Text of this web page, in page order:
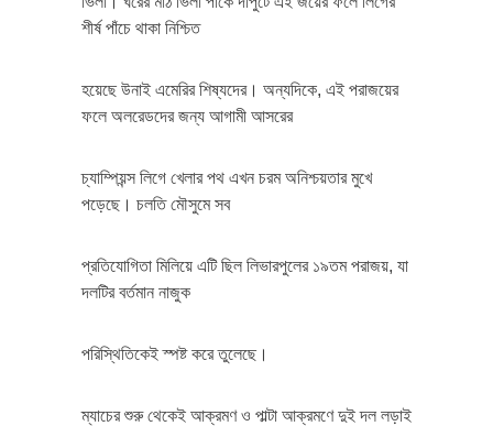
শীর্ষ পাঁচে থাকা নিশ্চিত
হয়েছে উনাই এমেরির শিষ্যদের। অন্যদিকে, এই পরাজয়ের
ফলে অলরেডদের জন্য আগামী আসরের
চ্যাম্পিয়ন্স লিগে খেলার পথ এখন চরম অনিশ্চয়তার মুখে
পড়েছে। চলতি মৌসুমে সব
প্রতিযোগিতা মিলিয়ে এটি ছিল লিভারপুলের ১৯তম পরাজয়, যা
দলটির বর্তমান নাজুক
পরিস্থিতিকেই স্পষ্ট করে তুলেছে।
ম্যাচের শুরু থেকেই আক্রমণ ও পাল্টা আক্রমণে দুই দল লড়াই